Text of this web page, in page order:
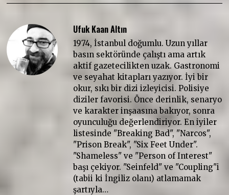
Ufuk Kaan Altın
1974, İstanbul doğumlu. Uzun yıllar
basın sektöründe çalıştı ama artık
aktif gazetecilikten uzak. Gastronomi
ve seyahat kitapları yazıyor. İyi bir
okur, sıkı bir dizi izleyicisi. Polisiye
diziler favorisi. Önce derinlik, senaryo
ve karakter inşaasına bakıyor, sonra
oyunculuğu değerlendiriyor. En iyiler
listesinde "Breaking Bad", "Narcos",
"Prison Break", "Six Feet Under".
"Shameless" ve "Person of Interest"
başı çekiyor. "Seinfeld" ve "Coupling"i
(tabii ki İngiliz olanı) atlamamak
şartıyla…